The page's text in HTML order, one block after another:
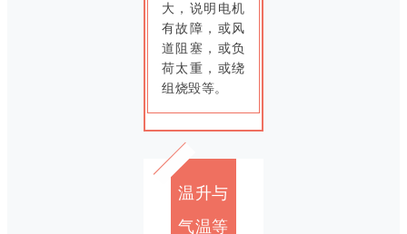
大，说明电机
有故障，或风
道阻塞，或负
荷太重，或绕
组烧毁等。
温升与
气温等